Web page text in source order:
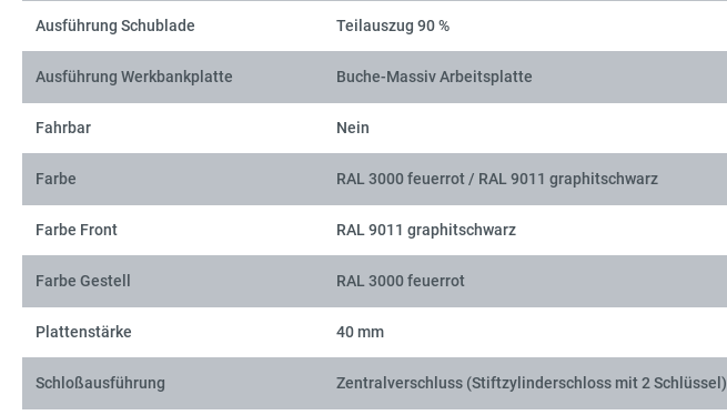
Ausführung Schublade Teilauszug 90 %
Ausführung Werkbankplatte Buche-Massiv Arbeitsplatte
Fahrbar Nein
Farbe RAL 3000 feuerrot / RAL 9011 graphitschwarz
Farbe Front RAL 9011 graphitschwarz
Farbe Gestell RAL 3000 feuerrot
Plattenstärke 40 mm
Schloßausführung Zentralverschluss (Stiftzylinderschloss mit 2 Schlüssel)